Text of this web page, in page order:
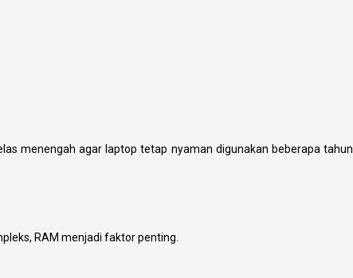
menengah agar laptop tetap nyaman digunakan beberapa tahun
RAM menjadi faktor penting.